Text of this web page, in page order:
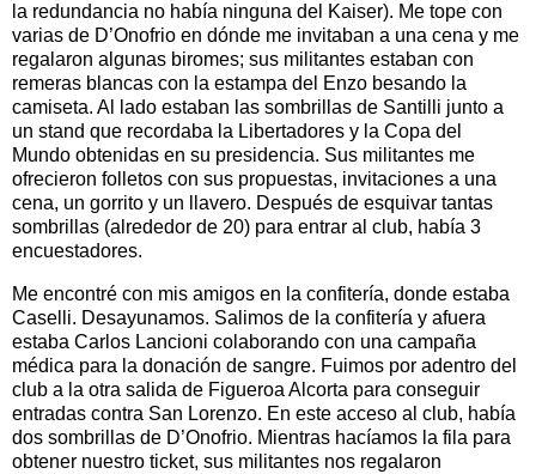
la redundancia no había ninguna del Kaiser). Me tope con
varias de D’Onofrio en dónde me invitaban a una cena y me
regalaron algunas biromes; sus militantes estaban con
remeras blancas con la estampa del Enzo besando la
camiseta. Al lado estaban las sombrillas de Santilli junto a
un stand que recordaba l a Libertadores y l a Copa del
Mundo obtenidas en su presidencia. Sus militantes me
ofrecieron folletos con sus propuestas, invitaciones a una
cena, un gorrito y un llavero. Después de esquivar tantas
sombrillas (alrededor de 20) para entrar al club, había 3
encuestadores.
Me encontré con mis amigos en la confitería, donde estaba
Caselli. Desayunamos. Salimos de la confitería y afuera
estaba Carlos Lancioni colaborando con una campaña
médica para la donación de sangre. Fuimos por adentro del
club a la otra salida de Figueroa Alcorta para conseguir
entradas contra San Lorenzo. En este acceso al club, había
dos sombrillas de D’Onofrio. Mientras hacíamos la fila para
obtener nuestro ticket, sus militantes nos regalaron